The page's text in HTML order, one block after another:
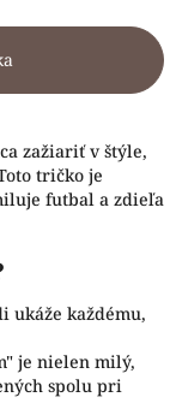
zažiariť v štýle,
tričko je
futbal a zdieľa
ukáže každému,
je nielen milý,
spolu pri